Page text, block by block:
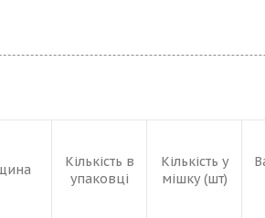
Кількість в
упаковці
Кількість у
мішку (шт)